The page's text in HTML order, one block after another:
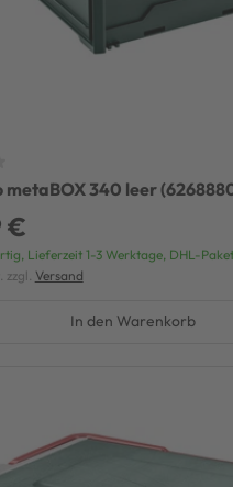
metaBOX 340 leer
€
Lieferzeit 1-3 Werktage, DHL-Paket
Versand
In den Warenkorb